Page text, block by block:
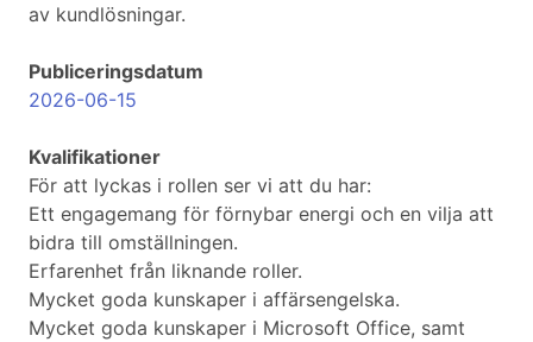
av kundlösningar.
Publiceringsdatum
2026-06-15
Kvalifikationer
För att lyckas i rollen ser vi att du har:
Ett engagemang för förnybar energi och en vilja att
bidra till omställningen.
Erfarenhet från liknande roller.
Mycket goda kunskaper i affärsengelska.
Mycket goda kunskaper i Microsoft Office, samt